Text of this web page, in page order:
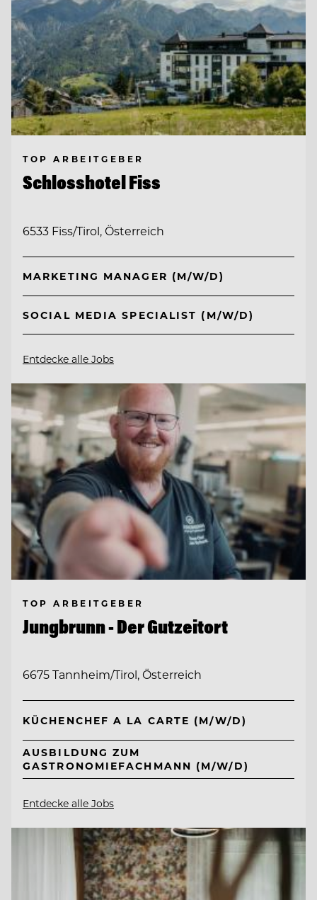
TOP ARBEITGEBER
Schlosshotel Fiss
6533 Fiss/Tirol, Österreich
MARKETING MANAGER (M/W/D)
SOCIAL MEDIA SPECIALIST (M/W/D)
Entdecke alle Jobs
TOP ARBEITGEBER
Jungbrunn - Der Gutzeitort
6675 Tannheim/Tirol, Österreich
KÜCHENCHEF A LA CARTE (M/W/D)
AUSBILDUNG ZUM
GASTRONOMIEFACHMANN (M/W/D)
Entdecke alle Jobs